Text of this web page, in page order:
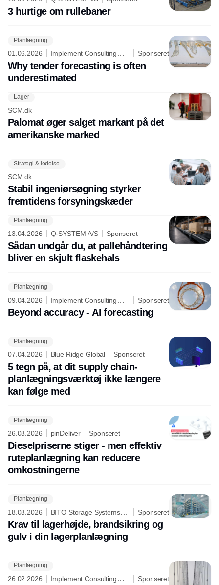
3 hurtige om rullebaner
Planlægning
01.06.2026
Implement Consulting
Group
Sponseret
Why tender forecasting is often
underestimated
Lager
SCM.dk
Palomat øger salget markant på det
amerikanske marked
Strategi & ledelse
SCM.dk
Stabil ingeniørsøgning styrker
fremtidens forsyningskæder
Planlægning
13.04.2026 Q-SYSTEM A/S Sponseret
Sådan undgår du, at pallehåndtering
bliver en skjult flaskehals
Planlægning
09.04.2026
Implement Consulting
Group
Sponseret
Beyond accuracy - AI forecasting
Planlægning
07.04.2026 Blue Ridge Global Sponseret
5 tegn på, at dit supply chain-
planlægningsværktøj ikke længere
kan følge med
Planlægning
26.03.2026 pinDeliver Sponseret
Dieselpriserne stiger - men effektiv
ruteplanlægning kan reducere
omkostningerne
Planlægning
18.03.2026
BITO Storage Systems
Nordic A/S
Sponseret
Krav til lagerhøjde, brandsikring og
gulv i din lagerplanlægning
Planlægning
26.02.2026
Implement Consulting
Sponseret